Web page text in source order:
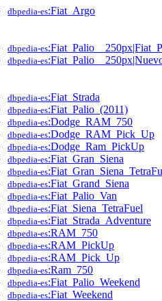
dbpedia-es:Fiat_Argo
dbpedia-es
dbpedia-es
dbpedia-es:Fiat_Strada
dbpedia-es:Fiat_Palio_(2011)
dbpedia-es:Dodge_RAM_750
dbpedia-es:Dodge_RAM_Pick_Up
dbpedia-es:Dodge_Ram_PickUp
dbpedia-es:Fiat_Gran_Siena
dbpedia-es
dbpedia-es:Fiat_Grand_Siena
dbpedia-es:Fiat_Palio_Van
dbpedia-es:Fiat_Siena_TetraFuel
dbpedia-es:Fiat_Strada_Adventure
dbpedia-es:RAM_750
dbpedia-es:RAM_PickUp
dbpedia-es:RAM_Pick_Up
dbpedia-es:Ram_750
dbpedia-es:Fiat_Palio_Weekend
dbpedia-es:Fiat_Weekend